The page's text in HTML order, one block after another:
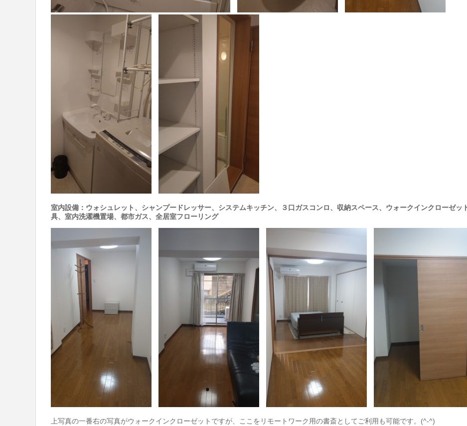
室内設備：ウォシュレット、シャンプードレッサー、システムキッチン、３口ガスコンロ、収納スペース、ウォークインクローゼッ
具、室内洗濯機置場、都市ガス、全居室フローリング
上写真の一番右の写真がウォークインクローゼットですが、ここをリモートワーク用の書斎としてご利用も可能です。(^-^)